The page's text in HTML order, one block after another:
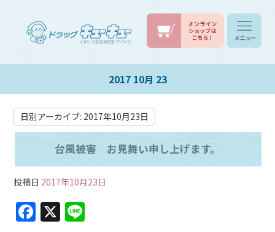
2017 10月 23
日別アーカイブ: 2017年10月23日
台風被害 お見舞い申し上げます。
投稿日 2017年10月23日
F X